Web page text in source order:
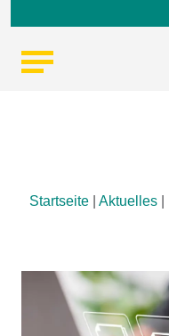
Startseite Aktuelles